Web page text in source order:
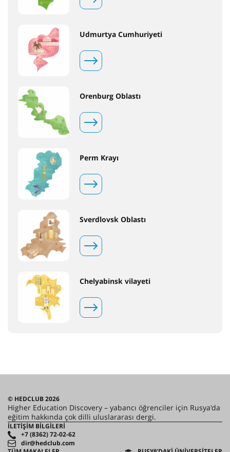
Udmurtya Cumhuriyeti
Orenburg Oblastı
Perm Krayı
Sverdlovsk Oblastı
Chelyabinsk vilayeti
© HEDCLUB 2026
Higher Education Discovery – yabancı öğrenciler için Rusya'da
eğitim hakkında çok dilli uluslararası dergi.
İLETIŞIM BILGILERI
+7 (8362) 72-02-62
dir@hedclub.com